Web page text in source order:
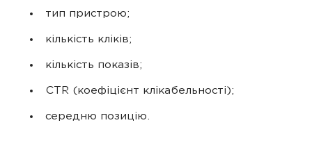
тип пристрою;
кількість кліків;
кількість показів;
CTR (коефіцієнт клікабельності);
середню позицію.